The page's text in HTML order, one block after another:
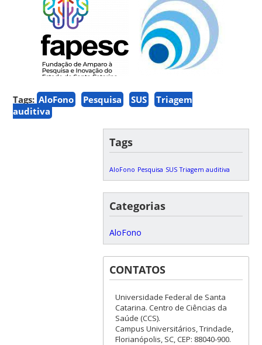
Tags: AloFono Pesquisa SUS
Triagem
auditiva
Tags
AloFono Pesquisa SUS Triagem auditiva
Categorias
AloFono
CONTATOS
Universidade Federal de Santa
Catarina. Centro de Ciências da
Saúde (CCS).
Campus Universitários, Trindade,
Florianópolis, SC, CEP: 88040-900.